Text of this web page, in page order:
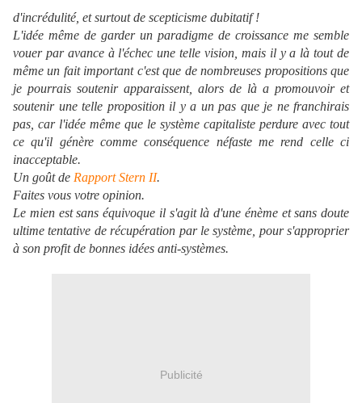
d'incrédulité, et surtout de scepticisme dubitatif !
L'idée même de garder un paradigme de croissance me semble
vouer par avance à l'échec une telle vision, mais il y a là tout de
même un fait important c'est que de nombreuses propositions que
je pourrais soutenir apparaissent, alors de là a promouvoir et
soutenir une telle proposition il y a un pas que je ne franchirais
pas, car l'idée même que le système capitaliste perdure avec tout
ce qu'il génère comme conséquence néfaste me rend celle ci
inacceptable.
Un goût de Rapport Stern II.
Faites vous votre opinion.
Le mien est sans équivoque il s'agit là d'une énème et sans doute
ultime tentative de récupération par le système, pour s'approprier
à son profit de bonnes idées anti-systèmes.
Publicité